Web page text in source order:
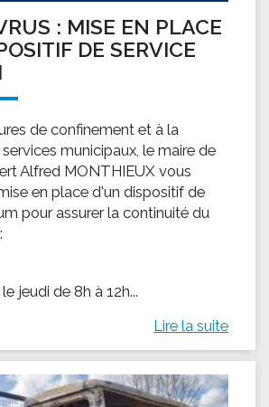
: MISE EN PLACE
DE SERVICE
de confinement et à la
municipaux, le maire de
Alfred MONTHIEUX vous
en place d'un dispositif de
pour assurer la continuité du
jeudi de 8h à 12h...
Lire la suite